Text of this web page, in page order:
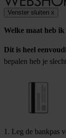
Venster sluiten x
Welke maat heb ik
Dit is heel
bepalen heb je
1. Leg de bankpas